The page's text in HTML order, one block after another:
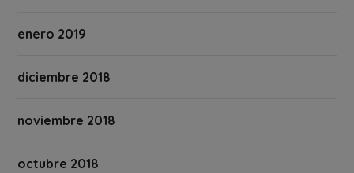
enero 2019
diciembre 2018
noviembre 2018
octubre 2018